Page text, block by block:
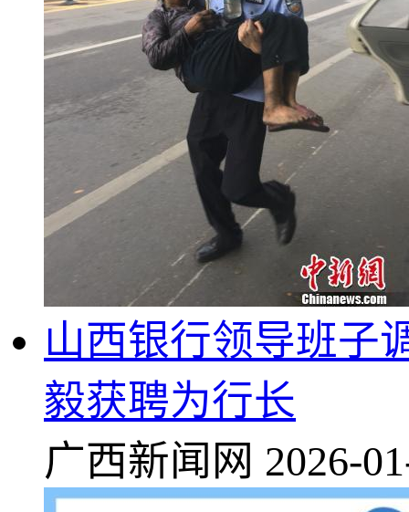
山西银行领导班子
毅获聘为行长
广西新闻网 2026-